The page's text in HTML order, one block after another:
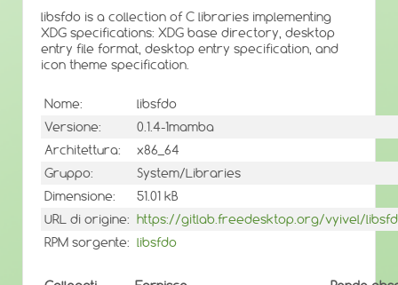
libsfdo is a collection of C libraries implementing
XDG specifications: XDG base directory, desktop
entry file format, desktop entry specification, and
icon theme specification.
Nome:
libsfdo
Versione:
0.1.4-1mamba
Architettura:
x86_64
Gruppo:
System/Libraries
Dimensione:
51.01 kB
URL di origine: https://gitlab.freedesktop.org/vyivel/
RPM sorgente: libsfdo